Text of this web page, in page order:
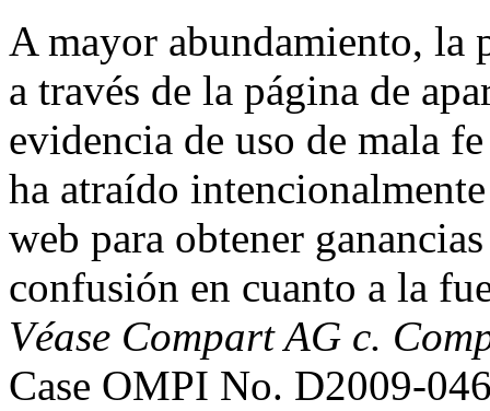
A mayor abundamiento, la
a través de la página de
evidencia de uso de mala
ha atraído
web para obtener
confusión en cuanto a la
Véase Compart AG c.
Case OMPI No. D2009-